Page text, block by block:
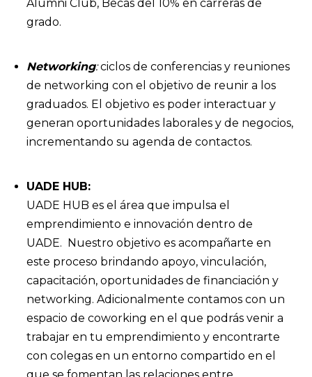
Alumni Club, Becas del 10% en carreras de
grado.
Networking:ciclos de conferencias y reuniones
de networking con el objetivo de reunir a los
graduados. El objetivo es poder interactuar y
generan oportunidades laborales y de negocios,
incrementando su agenda de contactos.
UADE HUB:
UADE HUB es el área que impulsa el
emprendimiento e innovación dentro de
UADE. Nuestro objetivo es acompañarte en
este proceso brindando apoyo, vinculación,
capacitación, oportunidades de financiación y
networking. Adicionalmente contamos con un
espacio de coworking en el que podrás venir a
trabajar en tu emprendimiento y encontrarte
con colegas en un entorno compartido en el